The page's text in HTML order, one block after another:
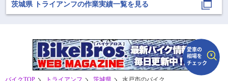
茨城県 トライアンフの作業実績一覧を見る
バイクTOP トライアンフ 茨城県 水戸市のバイク